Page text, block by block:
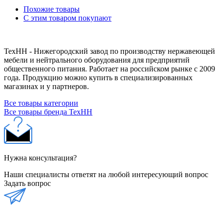
Похожие товары
С этим товаром покупают
ТехНН - Нижегородский завод по производству нержавеющей
мебели и нейтрального оборудования для предприятий
общественного питания. Работает на российском рынке с 2009
года. Продукцию можно купить в специализированных
магазинах и у партнеров.
Все товары категории
Все товары бренда ТехНН
Нужна консультация?
Наши специалисты ответят на любой интересующий вопрос
Задать вопрос